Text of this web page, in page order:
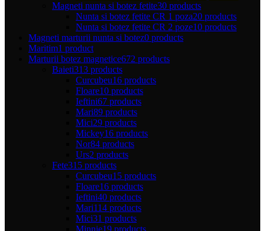
Magneti nunta si botez fetite30 products
Nunta si botez fetite CR 1 poza20 products
Nunta si botez fetite CR 2 poze10 products
Magneti marturii nunta si botez0 products
Maritim1 product
Marturii botez magnetice672 products
Baieti313 products
Curcubeu16 products
Floare10 products
Ieftini67 products
Mari89 products
Mici29 products
Mickey16 products
Nor84 products
Urs2 products
Fete315 products
Curcubeu15 products
Floare16 products
Ieftini40 products
Mari114 products
Mici31 products